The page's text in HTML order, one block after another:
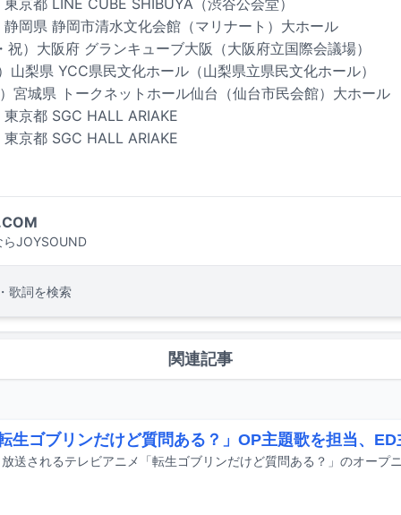
京都 LINE CUBE SHIBUYA（渋谷公会堂）
岡県 静岡市清水文化会館（マリナート）大ホール
）大阪府 グランキューブ大阪（大阪府立国際会議場）
梨県 YCC県民文化ホール（山梨県立県民文化ホール）
宮城県 トークネットホール仙台（仙台市民会館）大ホール
京都 SGC HALL ARIAKE
京都 SGC HALL ARIAKE
JOYSOUND
歌詞を検索
関連記事
生ゴブリンだけど質問ある？」OP主題歌を担当、